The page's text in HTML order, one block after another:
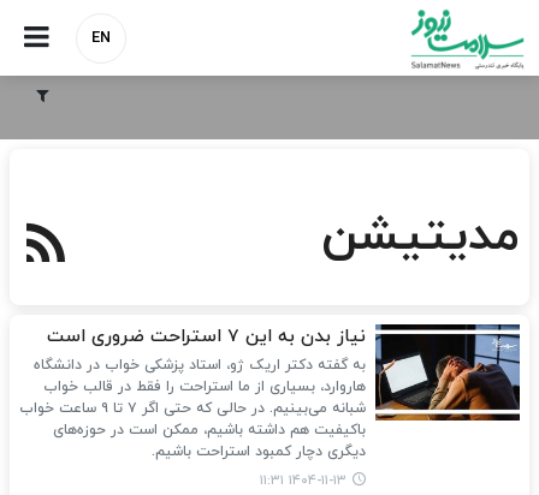
EN
مدیتیشن
نیاز بدن به این 7 استراحت ضروری است
به گفته دکتر اریک ژو، استاد پزشکی خواب در دانشگاه
هاروارد، بسیاری از ما استراحت را فقط در قالب خواب
شبانه می‌بینیم. در حالی که حتی اگر ۷ تا ۹ ساعت خواب
باکیفیت هم داشته باشیم، ممکن است در حوزه‌های
دیگری دچار کمبود استراحت باشیم.
۱۴۰۴-۱۱-۱۳ ۱۱:۳۱